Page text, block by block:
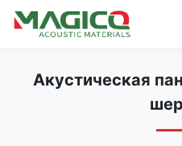
Акустическая